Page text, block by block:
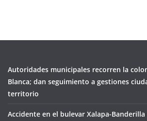
Autoridades municipales recorren la
Blanca; dan seguimiento a gestiones
territorio
Accidente en el bulevar Xalapa-